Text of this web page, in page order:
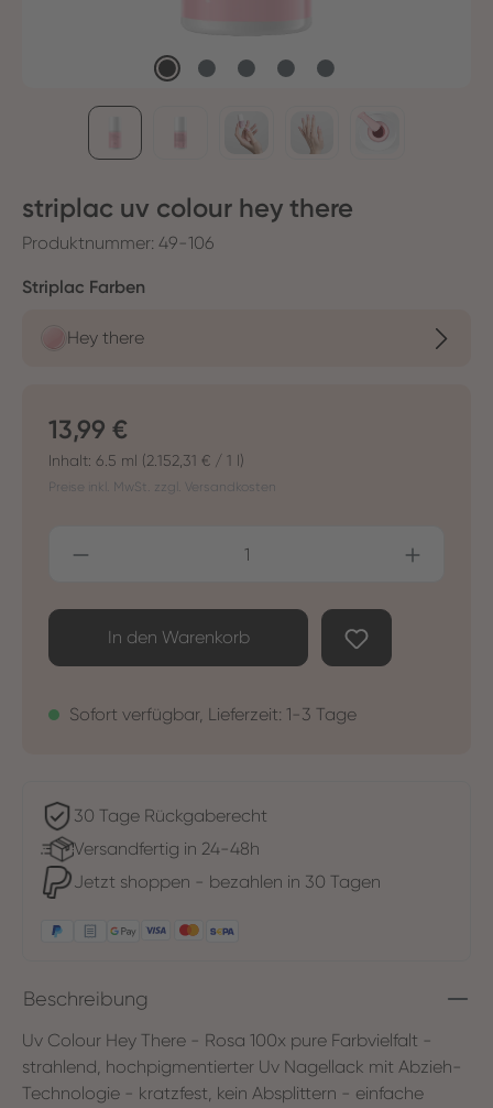
striplac uv colour hey there
Produktnummer: 49-106
Striplac Farben
Hey there
Regulärer Preis:
13,99 €
Inhalt: 6.5 ml (2.152,31 € / 1 l)
Preise inkl. MwSt. zzgl. Versandkosten
Produkt Anzahl: Gib den gewünschten
In den Warenkorb
Sofort verfügbar, Lieferzeit: 1-3 Tage
30 Tage Rückgaberecht
Versandfertig in 24-48h
Jetzt shoppen - bezahlen in 30 Tagen
Beschreibung
Uv Colour Hey There - Rosa 100x pure Farbvielfalt -
strahlend, hochpigmentierter Uv Nagellack mit Abzieh-
Technologie - kratzfest, kein Absplittern - einfache